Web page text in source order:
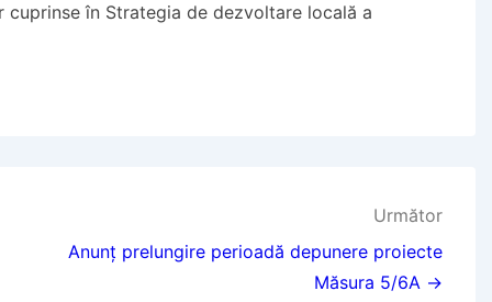
în Strategia de dezvoltare locală a
Următor
Anunț prelungire perioadă depunere proiecte
Măsura 5/6A →